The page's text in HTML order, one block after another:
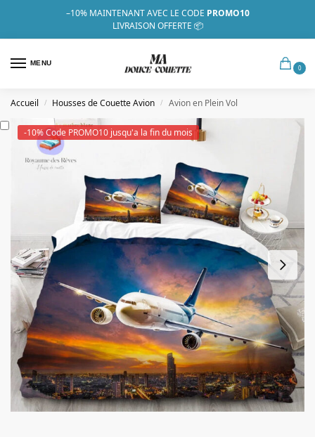
–10% MAINTENANT AVEC LE CODE PROMO10
LIVRAISON OFFERTE 📦
MENU
0
Accueil / Housses de Couette Avion / Avion en Plein Vol
-10% Code PROMO10 jusqu'a la fin du mois